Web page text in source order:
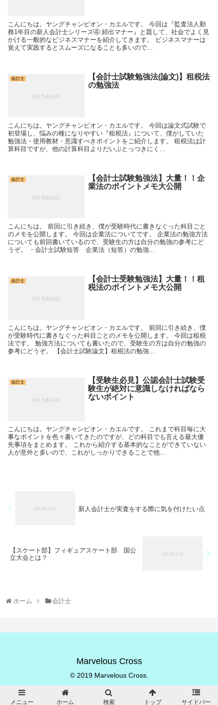
こんにちは。ヤングチャンピオン・カエルです。 今回は『監査法人勤
務1年目の新人会計士シリーズ④:頻出マナー』と題して、社会でよく見
かける一般的なビジネスマナーを紹介してきます。 ビジネスマナーは
覚えて実践するとスムーズになることも多いので...
会計士
【会計士試験勉強法(論文)】租税法
の勉強法
こんにちは。ヤングチャンピオン・カエルです。 今回は論文式試験で
初登場し、悩みの種になりやすい『租税法』について、僕がしていた
勉強法・使用教材・意識すべきポイントをご紹介します。 租税法は計
算科目ですが、他の計算科目よりだいぶとっつきにく...
会計士
【会計士試験勉強法】大量！！企
業法のポイントメモ大公開
こんにちは。 前回に引き続き、僕が受験時代に書きなぐった科目ごと
のメモを公開します。 今回は企業法についてです。 企業法の勉強方法
についても前回書いているので、受験生の方は自分の勉強の参考にど
うぞ。 ・会計士試験短答 企業法（短答）の勉強...
会計士
【会計士受験勉強法】大量！！租
税法のポイントメモ大公開
こんにちは。ヤングチャンピオン・カエルです。 前回に引き続き、僕
が受験時代に書きなぐった科目ごとのメモを公開します。 今回は租税
法です。 勉強方法についても書いたので、受験生の方は自分の勉強の
参考にどうぞ。 【会計士試験論文】租税法の勉強...
会計士
【受験生必見】公認会計士試験受
験生が絶対に意識しなければなら
ないポイント
こんにちは。ヤングチャンピオン・カエルです。 これまで科目毎に大
事なポイントを色々書いてきたのですが、どの科目でも言える最大優
先事項をまとめます。 これから紹介する基本的なことができていない
人が意外と多いので、これがしっかりできることで他...
新人会計士が実査をする際に気を付けたい点
【スケート部】フィギュアスケート部 国公
立大会とは？
ホーム 会計士
Marvelous Cross
© 2019 Marvelous Cross.
メニュー ホーム 検索 トップ サイドバー